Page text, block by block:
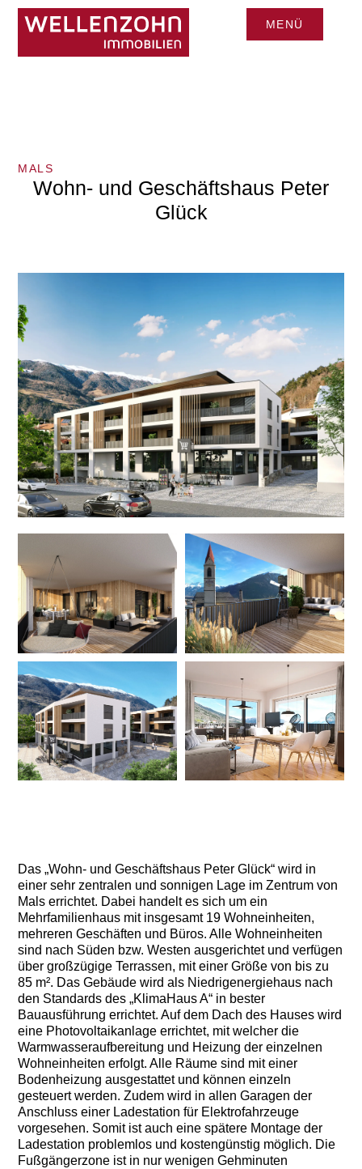
MENÜ
DEUITA ENG
MALS
Wohn- und Geschäftshaus Peter
Glück
Das „Wohn- und Geschäftshaus Peter Glück“ wird in
einer sehr zentralen und sonnigen Lage im Zentrum von
Mals errichtet. Dabei handelt es sich um ein
Mehrfamilienhaus mit insgesamt 19 Wohneinheiten,
mehreren Geschäften und Büros. Alle Wohneinheiten
sind nach Süden bzw. Westen ausgerichtet und verfügen
über großzügige Terrassen, mit einer Größe von bis zu
85 m². Das Gebäude wird als Niedrigenergiehaus nach
den Standards des „KlimaHaus A“ in bester
Bauausführung errichtet. Auf dem Dach des Hauses wird
eine Photovoltaikanlage errichtet, mit welcher die
Warmwasseraufbereitung und Heizung der einzelnen
Wohneinheiten erfolgt. Alle Räume sind mit einer
Bodenheizung ausgestattet und können einzeln
gesteuert werden. Zudem wird in allen Garagen der
Anschluss einer Ladestation für Elektrofahrzeuge
vorgesehen. Somit ist auch eine spätere Montage der
Ladestation problemlos und kostengünstig möglich. Die
Fußgängerzone ist in nur wenigen Gehminuten